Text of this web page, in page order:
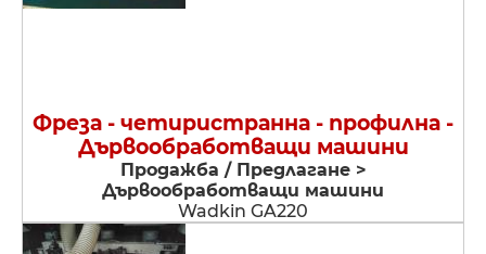
Фреза - четиристранна - профилна -
Дървообработващи машини
Продажба / Предлагане >
Дървообработващи машини
Wadkin GA220